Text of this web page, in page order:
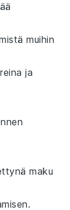
muihin
ja
maku